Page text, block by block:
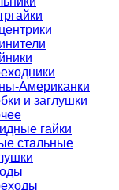
Американки
и заглушки
гайки
стальные